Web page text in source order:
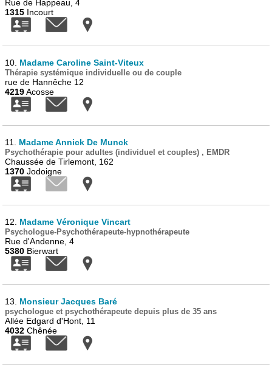
Rue de Happeau, 4
1315 Incourt
10. Madame Caroline Saint-Viteux
Thérapie systémique individuelle ou de couple
rue de Hannêche 12
4219Acosse
11. Madame Annick De Munck
Psychothérapie pour adultes (individuel et couples) , EMDR
Chaussée de Tirlemont, 162
1370 Jodoigne
12. Madame Véronique Vincart
Psychologue-Psychothérapeute-hypnothérapeute
Rue d'Andenne, 4
5380 Bierwart
13. Monsieur Jacques Baré
psychologue et psychothérapeute depuis plus de 35 ans
Allée Edgard d'Hont, 11
4032 Chênée